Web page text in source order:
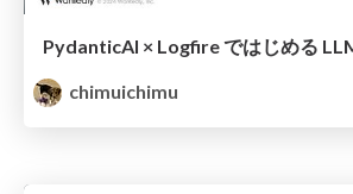
chimuichimu